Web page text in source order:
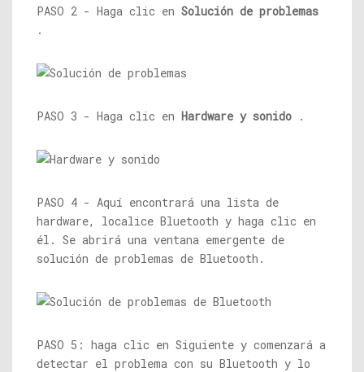
PASO 2 - Haga clic en Solución de problemas
.
PASO 3 - Haga clic en Hardware y sonido .
PASO 4 - Aquí encontrará una lista de
hardware, localice Bluetooth y haga clic en
él. Se abrirá una ventana emergente de
solución de problemas de Bluetooth.
PASO 5: haga clic en Siguiente y comenzará a
detectar el problema con su Bluetooth y lo